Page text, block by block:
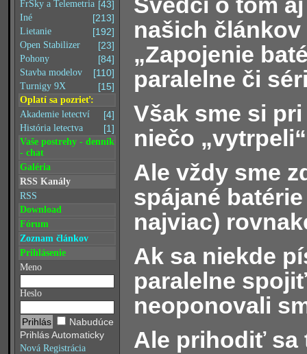
[43]
FrSky a Telemetria
[213]
Iné
[192]
Lietanie
[23]
Open Stabilizer
[84]
Pohony
[110]
Stavba modelov
[15]
Turnigy 9X
Oplatí sa pozrieť:
[4]
Akademie letectví
[1]
História letectva
Vaše postrehy - denník
- chat
Galéria
RSS Kanály
RSS
Download
Fórum
Zoznam článkov
Prihlásenie
Meno
Heslo
Nabudúce
Prihlás Automaticky
Nová Registrácia
našich článkov
„Zapojenie
paralelne či
Však sme si
niečo
Ale vždy sme
spájané
najviac)
Ak sa niekde
paralelne
neoponovali
Ale prihodiť sa